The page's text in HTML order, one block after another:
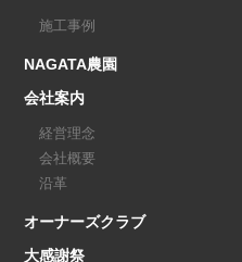
施工事例
NAGATA農園
会社案内
経営理念
会社概要
沿革
オーナーズクラブ
大感謝祭